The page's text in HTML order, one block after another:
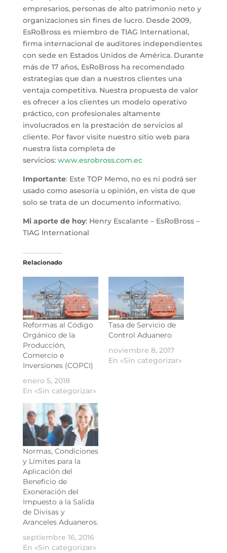
empresarios, personas de alto patrimonio neto y
organizaciones sin fines de lucro. Desde 2009,
EsRoBross es miembro de TIAG International,
firma internacional de auditores independientes
con sede en Estados Unidos de América. Durante
más de 17 años, EsRoBross ha recomendado
estrategias que dan a nuestros clientes una
ventaja competitiva. Nuestra propuesta de valor
es ofrecer a los clientes un modelo operativo
práctico, con profesionales altamente
involucrados en la prestación de servicios al
cliente. Por favor visite nuestro sitio web para
nuestra lista completa de
servicios: www.esrobross.com.ec
Importante: Este TOP Memo, no es ni podrá ser
usado como asesoría u opinión, en vista de que
solo se trata de un documento informativo.
Mi aporte de hoy: Henry Escalante – EsRoBross –
TIAG International
Relacionado
Reformas al Código
Orgánico de la
Producción,
Comercio e
Inversiones (COPCI)
enero 5, 2018
En «Sin categorizar»
Tasa de Servicio de
Control Aduanero
noviembre 8, 2017
En «Sin categorizar»
Normas, Condiciones
y Límites para la
Aplicación del
Beneficio de
Exoneración del
Impuesto a la Salida
de Divisas y
Aranceles Aduaneros.
septiembre 16, 2016
En «Sin categorizar»